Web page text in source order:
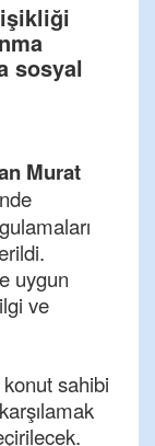
sosyal
Murat
uygun
ve
sahibi